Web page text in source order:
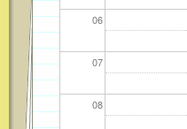
06
07
08